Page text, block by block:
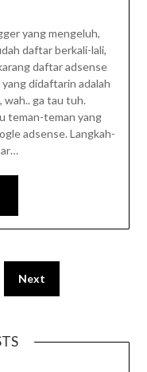
yang mengeluh,
daftar berkali-lali,
daftar adsense
didaftarin adalah
wah.. ga tau tuh.
teman-teman yang
adsense. Langkah-
Next